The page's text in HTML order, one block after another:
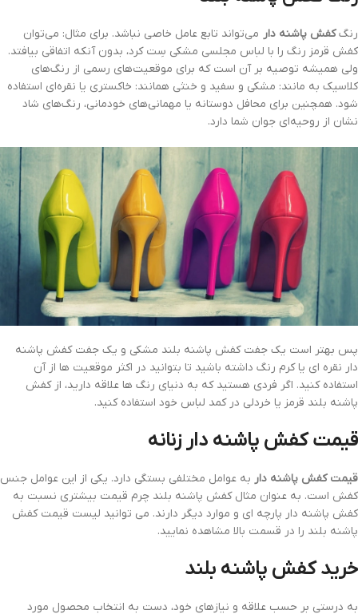
رنگکفش پاشنه دار می‌تواند تابع عامل خاصی نباشد. برای مثال: می‌توان
کفش قرمز رنگ را با لباس مجلسی مشکی سِت کرد، بدون آنکه اتفاقی بیافتد.
ولی همیشه توصیه بر آن است که برای موقعیت‌های رسمی از رنگ‌های
کلاسیک به مانند: مشکی و سفید و خنثی همانند: خاکستری یا نقره‌ای استفاده
شود. همچنین برای محافل دوستانه یا مهمانی‌های خودمانی، رنگ‌های شاد
نشان از روحیه‌ای جوان شما دارد.
پس بهتر است یک جفت کفش پاشنه بلند مشکی و یک جفت کفش پاشنه
دار نقره ای یا کرم رنگ داشته باشید تا بتوانید در اکثر موقعیت ها از آن
استفاده کنید. اگر فردی هستید که به دنیای رنگ ها علاقه دارید، از کفش
پاشنه بلند قرمز یا خردلی در کمد لباس خود استفاده کنید.
قیمت کفش پاشنه دار زنانه
قیمت کفش پاشنه دار به عوامل مختلفی بستگی دارد. یکی از این عوامل جنس
کفش است. به عنوان مثال کفش پاشنه بلند چرم قیمت بیشتری نسبت به
کفش پاشنه دار پارچه ای و موارد دیگر دارند. می توانید لیست قیمت کفش
پاشنه بلند را در قسمت بالا مشاهده نمایید.
خرید کفش پاشنه بلند
به درستی بر حسب علاقه و نیازهای خود، دست به انتخاب محصول مورد